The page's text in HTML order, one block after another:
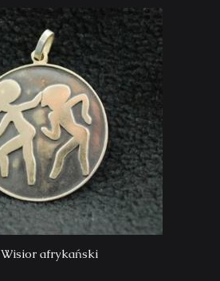
Wisior afrykański